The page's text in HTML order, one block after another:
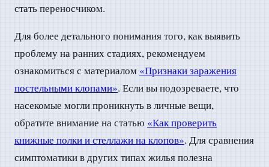
стать переносчиком.
Для более детального понимания того, как выявить
проблему на ранних стадиях, рекомендуем
ознакомиться с материалом «Признаки заражения
постельными клопами». Если вы подозреваете, что
насекомые могли проникнуть в личные вещи,
обратите внимание на статью «Как проверить
книжные полки и стеллажи на клопов». Для сравнения
симптоматики в других типах жилья полезна